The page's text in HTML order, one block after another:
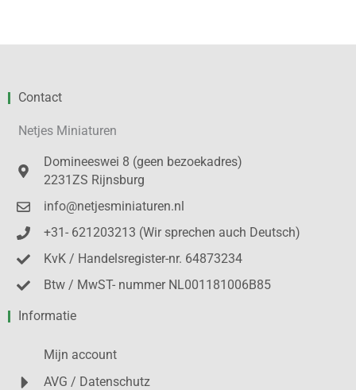
Contact
Netjes Miniaturen
Domineeswei 8 (geen bezoekadres)
2231ZS Rijnsburg
info@netjesminiaturen.nl
+31- 621203213 (Wir sprechen auch Deutsch)
KvK / Handelsregister-nr. 64873234
Btw / MwST- nummer NL001181006B85
Informatie
Mijn account
AVG / Datenschutz